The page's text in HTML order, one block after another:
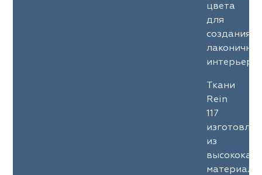
цвета
для
создания
Ткани
Rein
117
из